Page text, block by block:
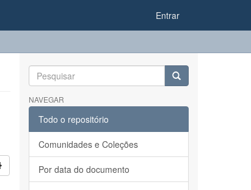
Entrar
NAVEGAR
Todo o repositório
Comunidades e Coleções
Por data do documento